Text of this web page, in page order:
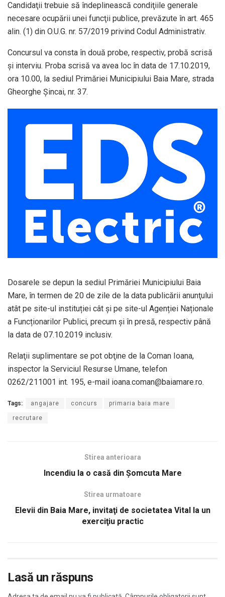
Candidaţii trebuie să îndeplinească condiţiile generale
necesare ocupării unei funcţii publice, prevăzute în art. 465
alin. (1) din O.U.G. nr. 57/2019 privind Codul Administrativ.
Concursul va consta în două probe, respectiv, probă scrisă
şi interviu. Proba scrisă va avea loc în data de 17.10.2019,
ora 10.00, la sediul Primăriei Municipiului Baia Mare, strada
Gheorghe Şincai, nr. 37.
Dosarele se depun la sediul Primăriei Municipiului Baia
Mare, în termen de 20 de zile de la data publicării anunţului
atât pe site-ul instituției cât și pe site-ul Agenției Naționale
a Funcționarilor Publici, precum și în presă, respectiv până
la data de 07.10.2019 inclusiv.
Relaţii suplimentare se pot obţine de la Coman Ioana,
inspector la Serviciul Resurse Umane, telefon
0262/211001 int. 195, e-mail ioana.coman@baiamare.ro.
Tags: angajare concurs primaria baia mare
recrutare
Stirea anterioara
Incendiu la o casă din Şomcuta Mare
Stirea urmatoare
Elevii din Baia Mare, invitaţi de societatea Vital la un
exerciţiu practic
Lasă un răspuns